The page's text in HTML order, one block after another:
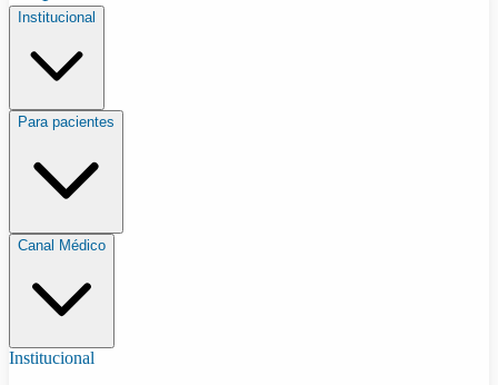
Institucional
Para pacientes
Canal Médico
Institucional